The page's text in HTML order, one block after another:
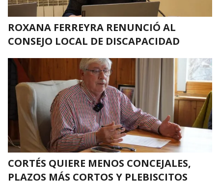
ROXANA FERREYRA RENUNCIÓ AL
CONSEJO LOCAL DE DISCAPACIDAD
CORTÉS QUIERE MENOS CONCEJALES,
PLAZOS MÁS CORTOS Y PLEBISCITOS